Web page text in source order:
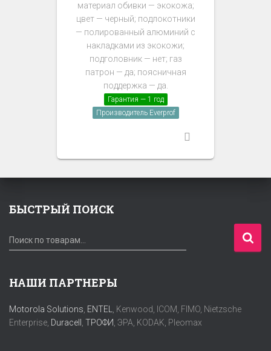
материал обивки — экокожа;
цвет — черный; подлокотники
— полированный алюминий с
накладками из экокожи;
подголовник — нет; газ
патрон — да; поясничная
поддержка — да.
Гарантия — 1 год
Производитель Everprof
БЫСТРЫЙ ПОИСК
И
с
т
:
Поиск по товарам…
НАШИ ПАРТНЕРЫ
Motorola Solutions ENTEL
, Kenwood, ICOM, FIMO, Nietzsche
Enterprise, Duracell ТРОФИ , ЭРА, KODAK, Pleomax